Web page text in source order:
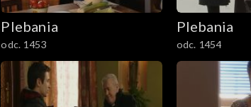
Plebania
odc. 1453
Plebania
odc. 1454